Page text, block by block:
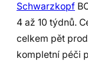
Schwarzkopf
4 až 10 týdnů.
celkem pět
kompletní péči